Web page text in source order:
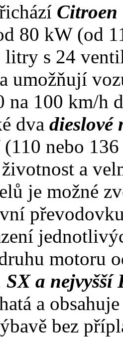
Citroen
80 kW (od
litry s 24
umožňují
na 100 km/h
dva
nebo
a
je možné
motoru
SX a
a
bez